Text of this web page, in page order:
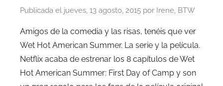
Publicada el jueves, 13 agosto, 2015 por Irene, BTW
Amigos de la comedia y las risas, tenéis que ver
Wet Hot American Summer. La serie y la película.
Netflix acaba de estrenar los 8 capítulos de Wet
Hot American Summer: First Day of Camp y son